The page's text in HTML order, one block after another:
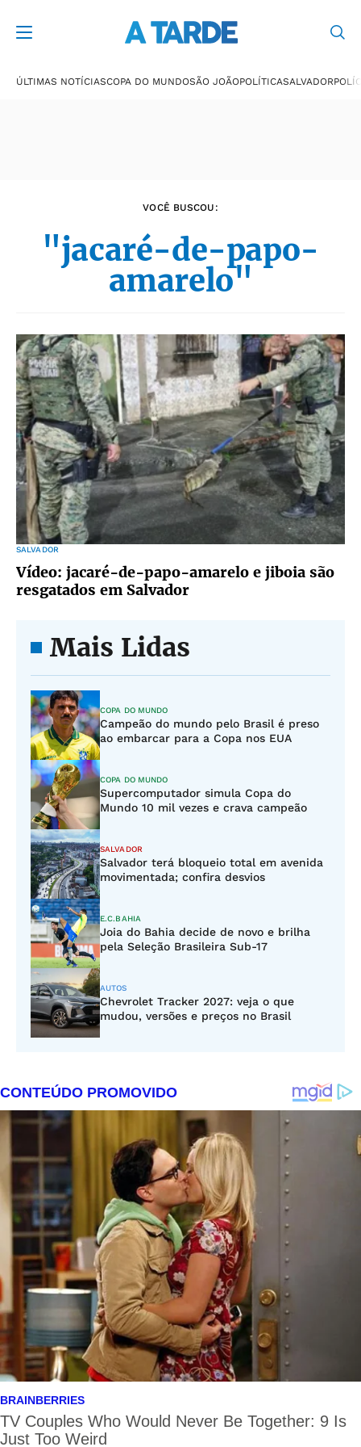
ÚLTIMAS NOTÍCIASCOPA DO MUNDOSÃO JOÃOPOLÍTICASALVADOR
VOCÊ BUSCOU:
"jacaré-de-papo-
amarelo"
SALVADOR
Vídeo: jacaré-de-papo-amarelo e jiboia são
resgatados em Salvador
Mais Lidas
COPA DO MUNDO
Campeão do mundo pelo Brasil é preso
ao embarcar para a Copa nos EUA
COPA DO MUNDO
Supercomputador simula Copa do
Mundo 10 mil vezes e crava campeão
SALVADOR
Salvador terá bloqueio total em avenida
movimentada; confira desvios
E.C.BAHIA
Joia do Bahia decide de novo e brilha
pela Seleção Brasileira Sub-17
AUTOS
Chevrolet Tracker 2027: veja o que
mudou, versões e preços no Brasil